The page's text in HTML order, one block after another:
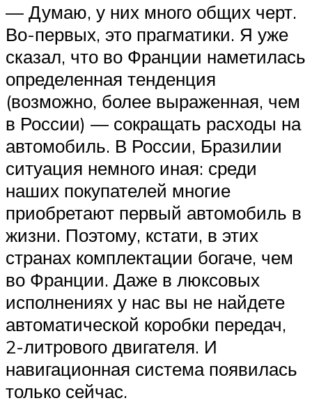
— Думаю, у них много общих черт.
Во-первых, это прагматики. Я уже
сказал, что во Франции наметилась
определенная тенденция
(возможно, более выраженная, чем
в России) — сокращать расходы на
автомобиль. В России, Бразилии
ситуация немного иная: среди
наших покупателей многие
приобретают первый автомобиль в
жизни. Поэтому, кстати, в этих
странах комплектации богаче, чем
во Франции. Даже в люксовых
исполнениях у нас вы не найдете
автоматической коробки передач,
2-литрового двигателя. И
навигационная система появилась
только сейчас.